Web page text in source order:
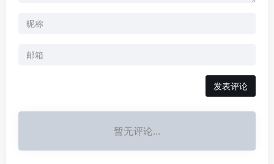
发表评论
暂无评论...